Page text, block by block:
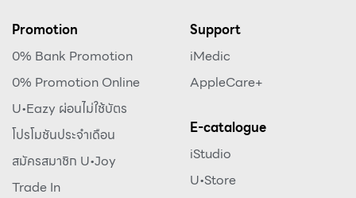
Promotion
0% Bank Promotion
0% Promotion Online
U•Eazy ผ่อนไม่ใช้บัตร
โปรโมชันประจำเดือน
สมัครสมาชิก U•Joy
Trade In
Support
iMedic
AppleCare+
E-catalogue
iStudio
U•Store